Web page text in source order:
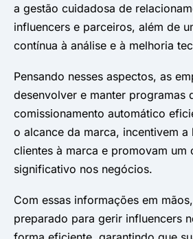
a gestão cuidadosa de
influencers e parceiros, além de
contínua à análise e à melhoria
Pensando nesses aspectos, as
desenvolver e manter programas
comissionamento automático
o alcance da marca, incentivem a
clientes à marca e promovam um
significativo nos negócios.
Com essas informações em
preparado para gerir influencers